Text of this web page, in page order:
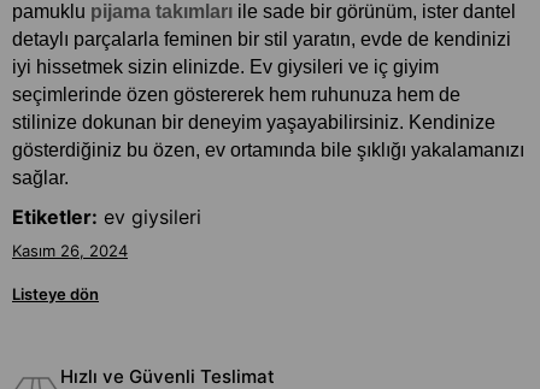
pamuklu pijama takımları ile sade bir görünüm, ister dantel
detaylı parçalarla feminen bir stil yaratın, evde de kendinizi
iyi hissetmek sizin elinizde. Ev giysileri ve iç giyim
seçimlerinde özen göstererek hem ruhunuza hem de
stilinize dokunan bir deneyim yaşayabilirsiniz. Kendinize
gösterdiğiniz bu özen, ev ortamında bile şıklığı yakalamanızı
sağlar.
Etiketler: ev giysileri
Kasım 26, 2024
Listeye dön
Hızlı ve Güvenli Teslimat